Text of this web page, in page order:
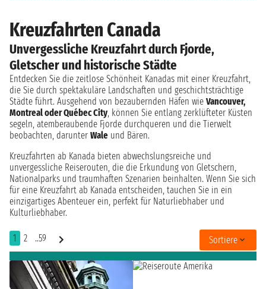
Kreuzfahrten Canada
Unvergessliche Kreuzfahrt durch Fjorde,
Gletscher und historische Städte
Entdecken Sie die zeitlose Schönheit Kanadas mit einer Kreuzfahrt,
die Sie durch spektakuläre Landschaften und geschichtsträchtige
Städte führt. Ausgehend von bezaubernden Häfen wie Vancouver,
Montreal oder Québec City, können Sie entlang zerklüfteter Küsten
segeln, atemberaubende Fjorde durchqueren und die Tierwelt
beobachten, darunter Wale und Bären.
Kreuzfahrten ab Kanada bieten abwechslungsreiche und
unvergessliche Reiserouten, die die Erkundung von Gletschern,
Nationalparks und traumhaften Szenarien beinhalten. Wenn Sie sich
für eine Kreuzfahrt ab Kanada entscheiden, tauchen Sie in ein
einzigartiges Abenteuer ein, perfekt für Naturliebhaber und
Kulturliebhaber.
1 2 ..59 Sortiere